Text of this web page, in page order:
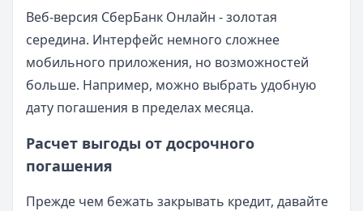
Веб-версия СберБанк Онлайн - золотая
середина. Интерфейс немного сложнее
мобильного приложения, но возможностей
больше. Например, можно выбрать удобную
дату погашения в пределах месяца.
Расчет выгоды от досрочного
погашения
Прежде чем бежать закрывать кредит, давайте